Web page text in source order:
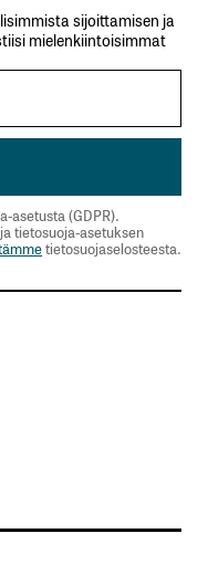
sijoittamisen ja
mielenkiintoisimmat
asetusta (GDPR).
tietosuoja-asetuksen
tietosuojaselosteesta.